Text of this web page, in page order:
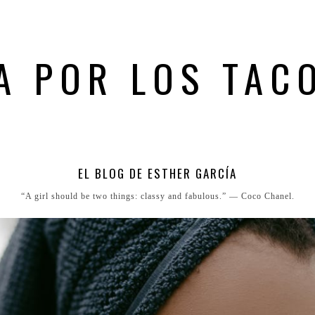
POR LOS
EL BLOG DE ESTHER GARCÍA
“A girl should be two things: classy and fabulous.” ― Coco Chanel.